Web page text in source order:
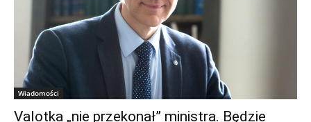
Wiadomości
Valotka „nie przekonał” ministra. Będzie